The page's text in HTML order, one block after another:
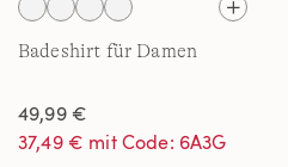
Badeshirt für Damen
49,99 €
37,49 € mit Code: 6A3G